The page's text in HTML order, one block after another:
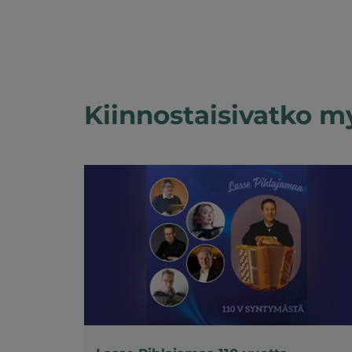
Kiinnostaisivatko